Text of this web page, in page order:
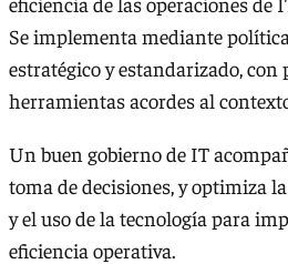
Se implementa mediante
estratégico y estandarizado, con
herramientas acordes al
Un buen gobierno de IT
toma de decisiones, y optimiza
y el uso de la tecnología para
eficiencia operativa.